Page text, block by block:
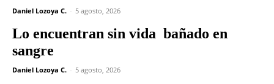
Daniel Lozoya C. - 5 agosto, 2026
Lo encuentran sin vida bañado en
sangre
Daniel Lozoya C. - 5 agosto, 2026